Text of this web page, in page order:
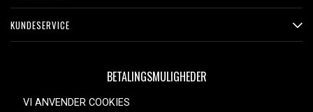
KUNDESERVICE
BETALINGSMULIGHEDER
VI ANVENDER COOKIES